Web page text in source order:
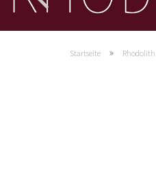
Startseite » Rhodolith